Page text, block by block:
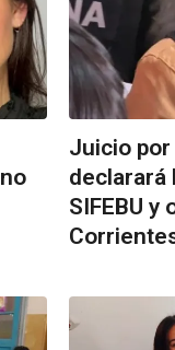
Juicio por
declarará
SIFEBU